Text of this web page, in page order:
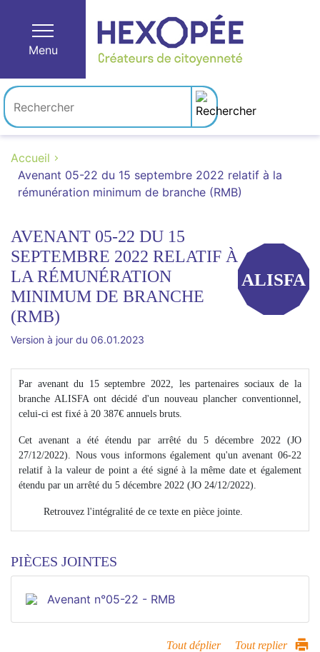
Menu
Accueil
Avenant 05-22 du 15 septembre 2022 relatif à la
rémunération minimum de branche (RMB)
AVENANT 05-22 DU 15
SEPTEMBRE 2022 RELATIF À
LA RÉMUNÉRATION
MINIMUM DE BRANCHE
(RMB)
ALISFA
Version à jour du 06.01.2023
Par avenant du 15 septembre 2022, les partenaires sociaux de la
branche ALISFA ont décidé d'un nouveau plancher conventionnel,
celui-ci est fixé à 20 387€ annuels bruts.
Cet avenant a été étendu par arrêté du 5 décembre 2022 (JO
27/12/2022). Nous vous informons également qu'un avenant 06-22
relatif à la valeur de point a été signé à la même date et également
étendu par un arrêté du 5 décembre 2022 (JO 24/12/2022).
Retrouvez l'intégralité de ce texte en pièce jointe.
PIÈCES JOINTES
Avenant n°05-22 - RMB
Tout déplier Tout replier